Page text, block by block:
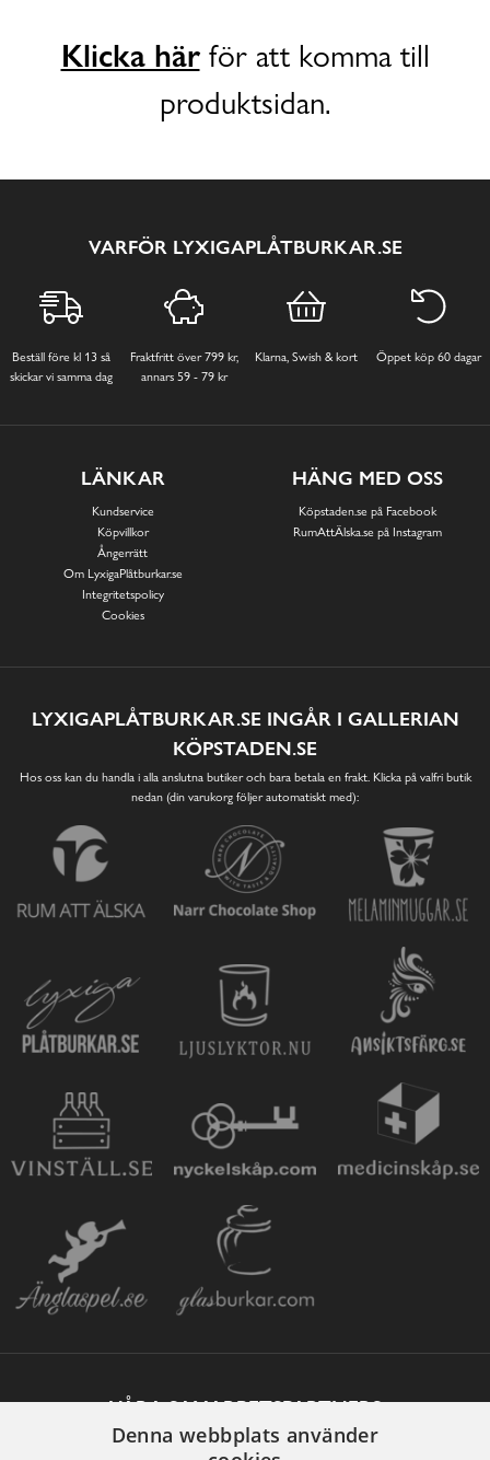
Klicka härför att komma till
produktsidan.
VARFÖR LYXIGAPLÅTBURKAR.SE
Beställ före kl 13 så
skickar vi samma dag
Fraktfritt över 799 kr,
annars 59 - 79 kr
Klarna, Swish & kort Öppet köp 60 dagar
LÄNKAR
Kundservice
Köpvillkor
Ångerrätt
Om LyxigaPlåtburkar.se
Integritetspolicy
Cookies
HÄNG MED OSS
Köpstaden.se på Facebook
RumAttÄlska.se på Instagram
LYXIGAPLÅTBURKAR.SE INGÅR I GALLERIAN
KÖPSTADEN.SE
Hos oss kan du handla i alla anslutna butiker och bara betala en frakt. Klicka på valfri butik
nedan (din varukorg följer automatiskt med):
VÅRA SAMARBETSPARTNERS
Denna webbplats använder